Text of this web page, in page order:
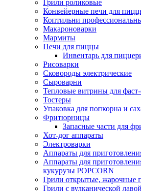
Грили роликовые
Конвейерные печи для
Коптильни
Макароноварки
Мармиты
Печи для пиццы
Инвентарь для
Рисоварки
Сковороды электрические
Сыроварни
Тепловые витрины для
Тостеры
Упаковка для попкорна и
Фритюрницы
Запасные части для
Хот-дог аппараты
Электроварки
Аппараты для
Аппараты для
кукурузы POPCORN
Грили открытые, жарочные
Грили с вулканической лавой